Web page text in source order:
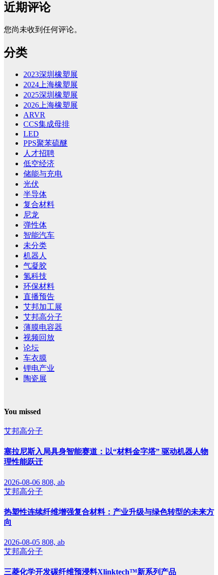
近期评论
您尚未收到任何评论。
分类
2023深圳橡塑展
2024上海橡塑展
2025深圳橡塑展
2026上海橡塑展
ARVR
CCS集成母排
LED
PPS聚苯硫醚
人才招聘
低空经济
储能与充电
光伏
半导体
复合材料
尼龙
弹性体
智能汽车
未分类
机器人
气凝胶
氢科技
环保材料
直播预告
艾邦加工展
艾邦高分子
薄膜电容器
视频回放
论坛
车衣膜
锂电产业
陶瓷展
You missed
艾邦高分子
塞拉尼斯入局具身智能赛道：以“材料金字塔” 驱动机器人物
理性能跃迁
2026-08-06 808, ab
艾邦高分子
热塑性连续纤维增强复合材料：产业升级与绿色转型的未来方
向
2026-08-05 808, ab
艾邦高分子
三菱化学开发碳纤维预浸料Xlinktech™新系列产品